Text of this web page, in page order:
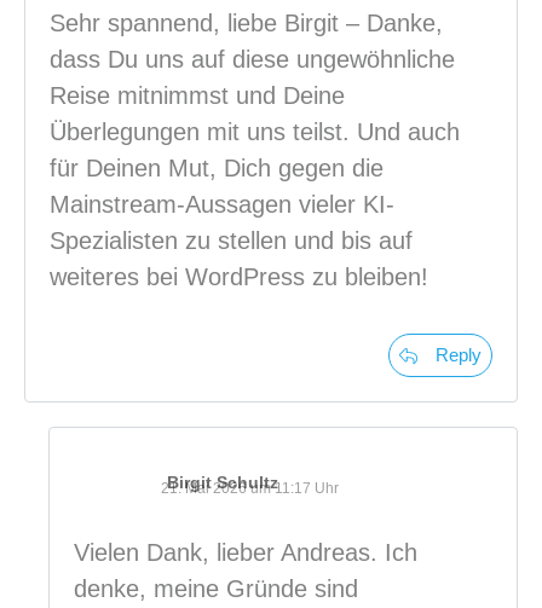
Sehr spannend, liebe Birgit – Danke,
dass Du uns auf diese ungewöhnliche
Reise mitnimmst und Deine
Überlegungen mit uns teilst. Und auch
für Deinen Mut, Dich gegen die
Mainstream-Aussagen vieler KI-
Spezialisten zu stellen und bis auf
weiteres bei WordPress zu bleiben!
Reply
Birgit Schultz
21. Mai 2026 um 11:17 Uhr
Vielen Dank, lieber Andreas. Ich
denke, meine Gründe sind